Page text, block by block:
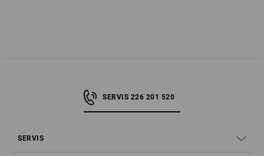
SERVIS 226 201 520
SERVIS